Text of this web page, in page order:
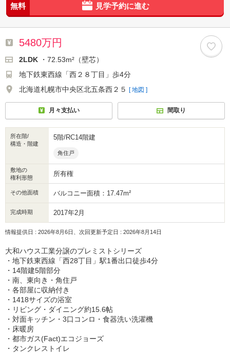
無料 見学予約に進む
5480万円
2LDK
・72.53m²（壁芯）
地下鉄東西線「西２８丁目」歩4分
北海道札幌市中央区北五条西２５ [ 地図 ]
月々支払い 間取り
所在階/
構造・階建
5階/RC14階建
角住戸
敷地の
権利形態
所有権
その他面積 バルコニー面積：17.47m²
完成時期 2017年2月
情報提供日 : 2026年8月6日、次回更新予定日 : 2026年8月14日
大和ハウス工業分譲のプレミストシリーズ
・地下鉄東西線「西28丁目」駅1番出口徒歩4分
・14階建5階部分
・南、東向き・角住戸
・各部屋に収納付き
・1418サイズの浴室
・リビング・ダイニング約15.6帖
・対面キッチン・3口コンロ・食器洗い洗濯機
・床暖房
・都市ガス(Fact)エコジョーズ
・タンクレストイレ